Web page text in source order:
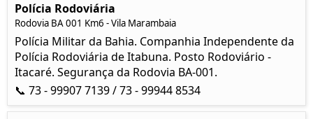
Polícia Rodoviária
Rodovia BA 001 Km6 - Vila Marambaia
Polícia Militar da Bahia. Companhia Independente da
Polícia Rodoviária de Itabuna. Posto Rodoviário -
Itacaré. Segurança da Rodovia BA-001.
📞 73 - 99907 7139 / 73 - 99944 8534